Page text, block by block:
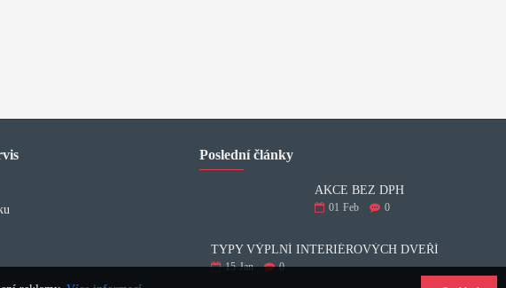
Poslední články
AKCE BEZ DPH
01 Feb 0
TYPY VÝPLNÍ INTERIÉROVÝCH DVEŘÍ
15 Jan
0